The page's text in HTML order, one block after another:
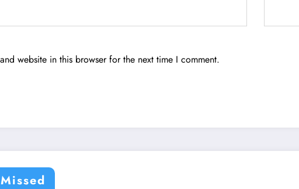
website in this browser for the next time I comment.